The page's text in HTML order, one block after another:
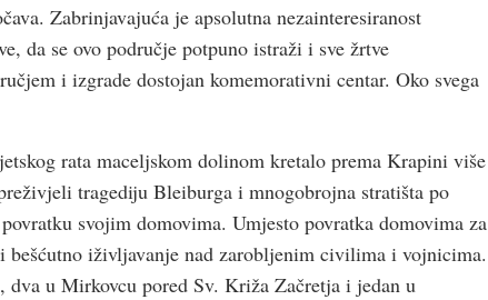
Zabrinjavajuća je apsolutna nezainteresiranost
da se ovo područje potpuno istraži i sve žrtve
i izgrade dostojan komemorativni centar. Oko svega
rata maceljskom dolinom kretalo prema Krapini više
tragediju Bleiburga i mnogobrojna stratišta po
svojim domovima. Umjesto povratka domovima za
iživljavanje nad zarobljenim civilima i vojnicima.
u Mirkovcu pored Sv. Križa Začretja i jedan u